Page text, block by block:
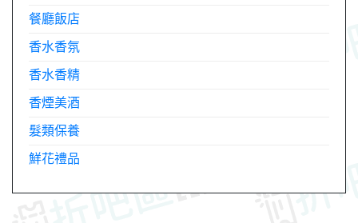
餐廳飯店
香水香氛
香水香精
香煙美酒
髮類保養
鮮花禮品